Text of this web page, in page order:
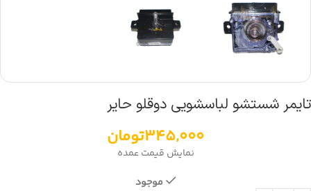
تایمر شستشو لباسشویی دوقلو حایر
345,000تومان
نمایش قیمت عمده
موجود